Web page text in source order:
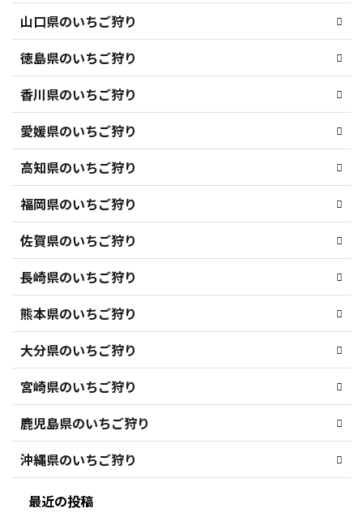
山口県のいちご狩り
徳島県のいちご狩り
香川県のいちご狩り
愛媛県のいちご狩り
高知県のいちご狩り
福岡県のいちご狩り
佐賀県のいちご狩り
長崎県のいちご狩り
熊本県のいちご狩り
大分県のいちご狩り
宮崎県のいちご狩り
鹿児島県のいちご狩り
沖縄県のいちご狩り
最近の投稿